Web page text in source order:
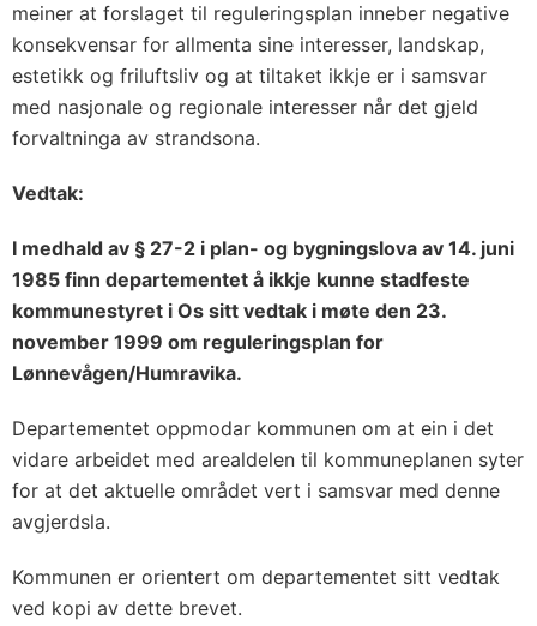
meiner at forslaget til reguleringsplan inneber negative
konsekvensar for allmenta sine interesser, landskap,
estetikk og friluftsliv og at tiltaket ikkje er i samsvar
med nasjonale og regionale interesser når det gjeld
forvaltninga av strandsona.
Vedtak:
I medhald av § 27-2 i plan- og bygningslova av 14. juni
1985 finn departementet å ikkje kunne stadfeste
kommunestyret i Os sitt vedtak i møte den 23.
november 1999 om reguleringsplan for
Lønnevågen/Humravika.
Departementet oppmodar kommunen om at ein i det
vidare arbeidet med arealdelen til kommuneplanen syter
for at det aktuelle området vert i samsvar med denne
avgjerdsla.
Kommunen er orientert om departementet sitt vedtak
ved kopi av dette brevet.